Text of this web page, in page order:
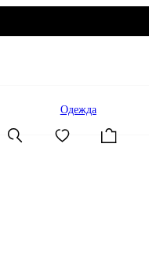
Одежда